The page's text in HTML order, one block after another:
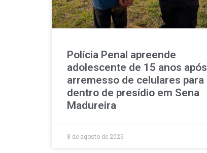
Polícia Penal apreende
adolescente de 15 anos após
arremesso de celulares para
dentro de presídio em Sena
Madureira
8 de agosto de 2026